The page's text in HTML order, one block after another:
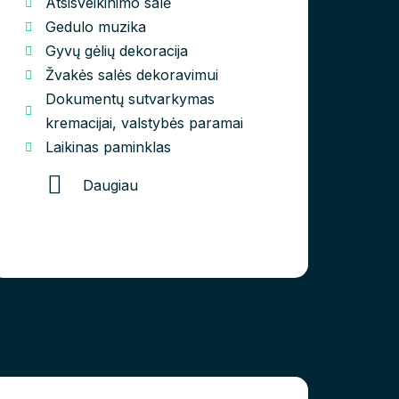
Gedulo muzika
Gyvų gėlių dekoracija
Žvakės salės dekoravimui
Dokumentų sutvarkymas
kremacijai, valstybės paramai
Laikinas paminklas
Daugiau